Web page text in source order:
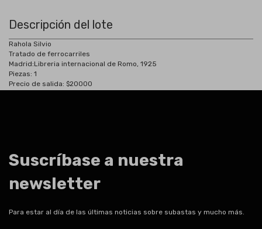
Descripción del lote
Rahola Silvio
Tratado de ferrocarriles
Madrid:Libreria internacional de Romo, 1925
Piezas: 1
Precio de salida: $20000
Suscríbase a nuestra
newsletter
Para estar al día de las últimas noticias sobre subastas y mucho más.